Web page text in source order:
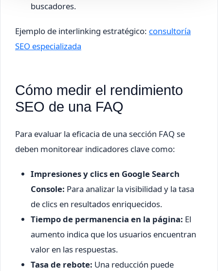
buscadores.
Ejemplo de interlinking estratégico: consultoría
SEO especializada
Cómo medir el rendimiento
SEO de una FAQ
Para evaluar la eficacia de una sección FAQ se
deben monitorear indicadores clave como:
Impresiones y clics en Google Search
Console: Para analizar la visibilidad y la tasa
de clics en resultados enriquecidos.
Tiempo de permanencia en la página: El
aumento indica que los usuarios encuentran
valor en las respuestas.
Tasa de rebote: Una reducción puede